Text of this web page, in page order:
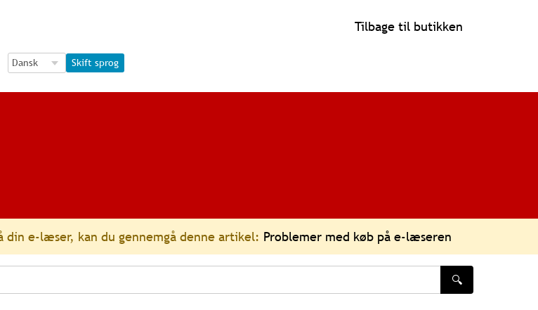
Tilbage til butikken
Language Selection
Language Selection
Skift sprog
din e-læser, kan du gennemgå denne artikel: Problemer med køb på e-læseren
🔍